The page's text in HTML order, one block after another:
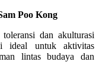
Poo Kong
dan akulturasi
ideal untuk aktivitas
lintas budaya dan